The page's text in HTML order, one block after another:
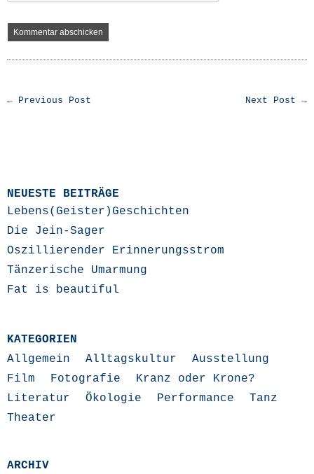
← Previous Post Next Post →
NEUESTE BEITRÄGE
Lebens(Geister)Geschichten
Die Jein-Sager
Oszillierender Erinnerungsstrom
Tänzerische Umarmung
Fat is beautiful
KATEGORIEN
Allgemein
Alltagskultur
Ausstellung
Film
Fotografie
Kranz oder Krone?
Literatur
Ökologie Performance
Tanz
Theater
ARCHIV